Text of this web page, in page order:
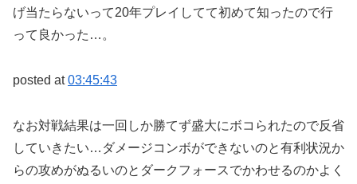
げ当たらないって20年プレイしてて初めて知ったので行
って良かった…。
posted at03:45:43
なお対戦結果は一回しか勝てず盛大にボコられたので反省
していきたい…ダメージコンボができないのと有利状況か
らの攻めがぬるいのとダークフォースでかわせるのかよく